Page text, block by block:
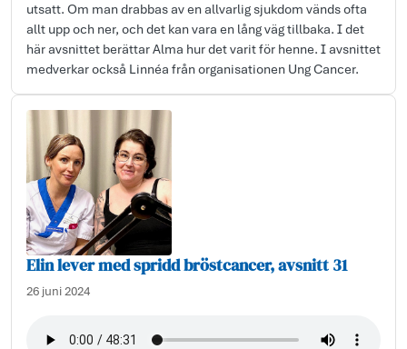
utsatt. Om man drabbas av en allvarlig sjukdom vänds ofta
allt upp och ner, och det kan vara en lång väg tillbaka. I det
här avsnittet berättar Alma hur det varit för henne. I avsnittet
medverkar också Linnéa från organisationen Ung Cancer.
Elin lever med spridd bröstcancer, avsnitt 31
26 juni 2024